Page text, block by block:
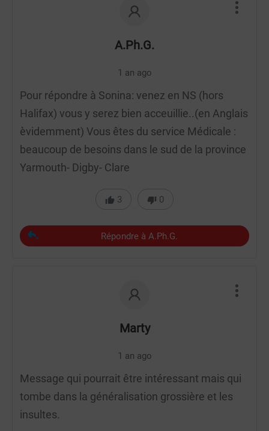
A.Ph.G.
1 an ago
Pour répondre à Sonina: venez en NS (hors
Halifax) vous y serez bien acceuillie..(en Anglais
èvidemment) Vous êtes du service Médicale :
beaucoup de besoins dans le sud de la province
Yarmouth- Digby- Clare
3 0
Répondre à A.Ph.G.
Marty
1 an ago
Message qui pourrait être intéressant mais qui
tombe dans la généralisation grossière et les
insultes.